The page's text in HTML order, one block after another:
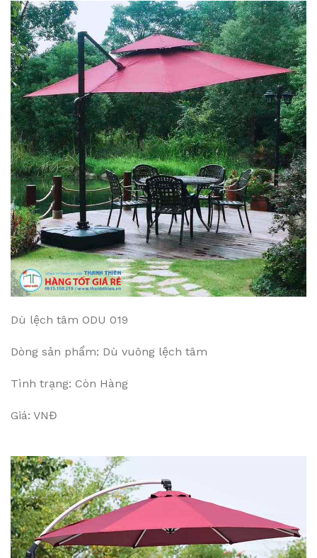
Dù lệch tâm ODU 019
Dòng sản phẩm: Dù vuông lệch tâm
Tình trạng: Còn Hàng
Giá: VNĐ